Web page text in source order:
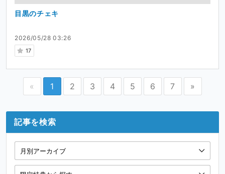
2026/05/28 03:26
17
目黒のチェキ
« 1 2 3 4 5 6 7 »
記事を検索